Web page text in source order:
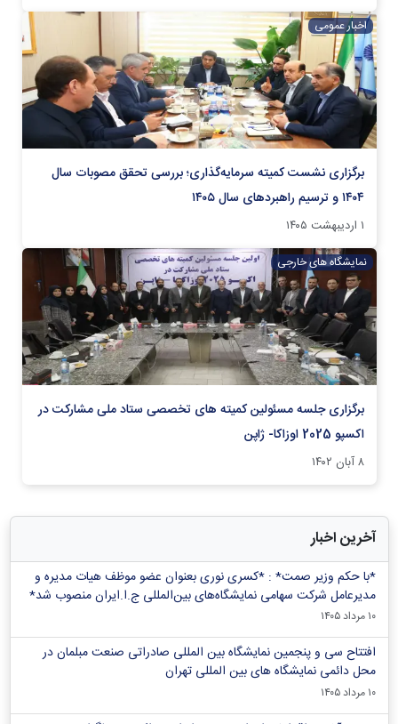
اخبار عمومی
برگزاری نشست کمیته سرمایه‌گذاری؛ بررسی تحقق مصوبات سال
۱۴۰۴ و ترسیم راهبردهای سال ۱۴۰۵
۱ اردیبهشت ۱۴۰۵
نمایشگاه های خارجی
برگزاری جلسه مسئولین کمیته های تخصصی ستاد ملی مشارکت در
اکسپو 2025 اوزاکا- ژاپن
۸ آبان ۱۴۰۲
آخرین اخبار
*با حکم وزیر صمت* : *کسری نوری بعنوان عضو موظف هیات مدیره و
مدیرعامل شرکت سهامی نمایشگاه‌های بین‌المللی ج.ا.ایران منصوب شد*
۱۰ مرداد ۱۴۰۵
افتتاح سی و پنجمین نمایشگاه بین المللی صادراتی صنعت مبلمان در
محل دائمی نمایشگاه های بین المللی تهران
۱۰ مرداد ۱۴۰۵